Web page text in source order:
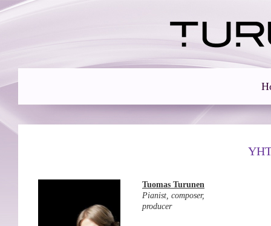
Tuomas Turunen
Pianist, composer,
producer